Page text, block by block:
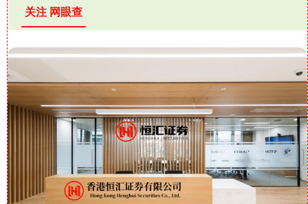
关注 网眼查